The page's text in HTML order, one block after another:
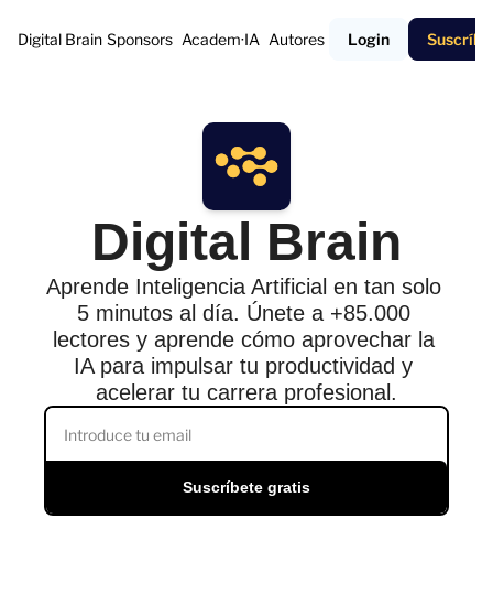
Digital Brain Sponsors Academ·IA Autores Login
Digital Brain
Aprende Inteligencia Artificial en tan solo
5 minutos al día. Únete a +85.000
lectores y aprende cómo aprovechar la
IA para impulsar tu productividad y
acelerar tu carrera profesional.
Suscríbete gratis